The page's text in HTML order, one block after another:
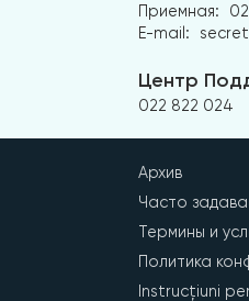
Приемная:
E-mail:
Центр
022 822 024
Архив
Часто
Термины и
Политика
Instrucțiuni